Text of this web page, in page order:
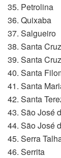
35. Petrolina
36. Quixaba
37. Salgueiro
38. Santa Cruz
39. Santa
40. Santa
41. Santa
42. Santa
43. São José
44. São José
45. Serra
46. Serrita